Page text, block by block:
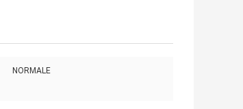
NORMALE